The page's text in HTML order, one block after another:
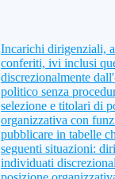
Incarichi dirigenziali,
conferiti, ivi inclusi
discrezionalmente
politico senza
selezione e titolari di
organizzativa con
pubblicare in tabelle
seguenti situazioni:
individuati